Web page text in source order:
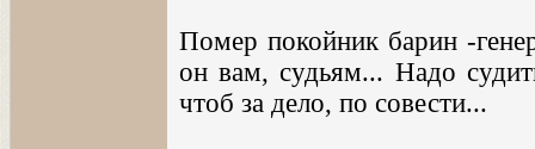
Помер покойник барин -
он вам, судьям... Надо
чтоб за дело, по совести...